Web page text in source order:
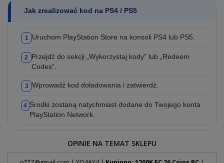
Jak zrealizować kod na PS4 / PS5
1 Uruchom PlayStation Store na konsoli PS4 lub PS5.
2
Przejdź do sekcji „Wykorzystaj kody” lub „Redeem
Codes”.
3 Wprowadź kod doładowania i zatwierdź.
4 Środki zostaną natychmiast dodane do Twojego konta
PlayStation Network.
OPINIE NA TEMAT SKLEPU